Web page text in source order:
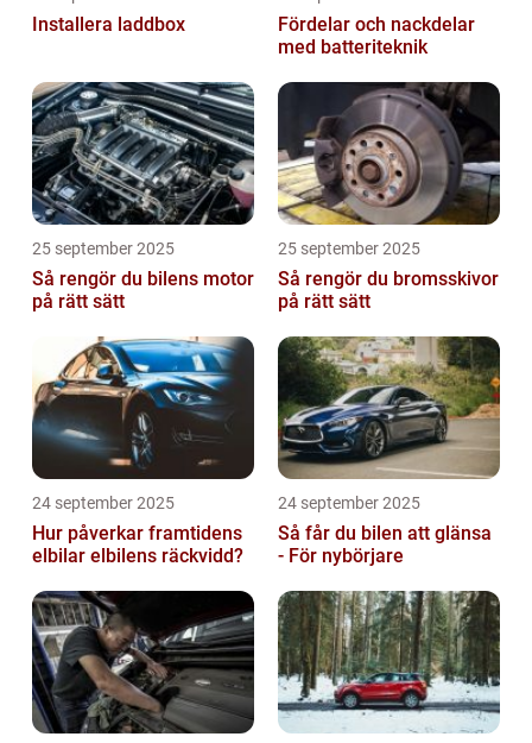
Installera laddbox
Fördelar och nackdelar
med batteriteknik
25 september 2025
Så rengör du bilens motor
på rätt sätt
25 september 2025
Så rengör du bromsskivor
på rätt sätt
24 september 2025
Hur påverkar framtidens
elbilar elbilens räckvidd?
24 september 2025
Så får du bilen att glänsa
- För nybörjare